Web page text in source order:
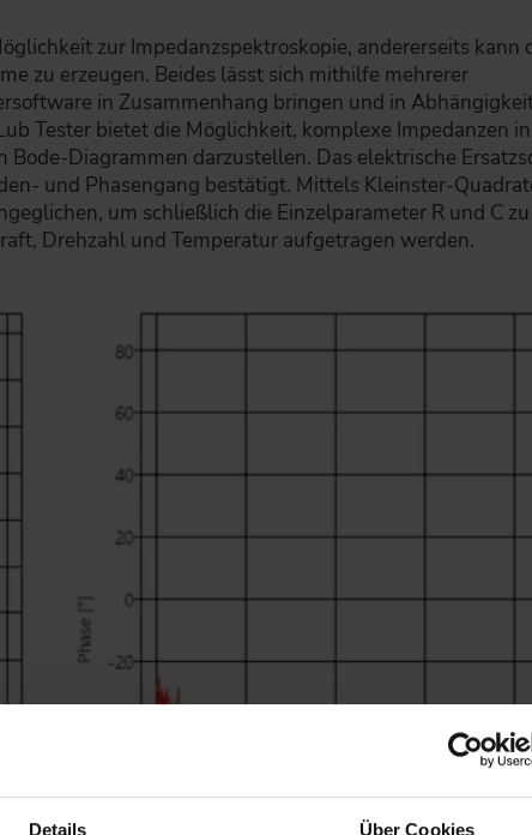
Details Über Cookies
zur Impedanzspektroskopie, andererseits kann
zu erzeugen. Beides lässt sich mithilfe mehrerer
in Zusammenhang bringen und in
Tester bietet die Möglichkeit, komplexe Impedanzen
Diagrammen darzustellen. Das elektrische
und Phasengang bestätigt. Mittels Kleinster-
um schließlich die Einzelparameter R und C
Drehzahl und Temperatur aufgetragen werden.